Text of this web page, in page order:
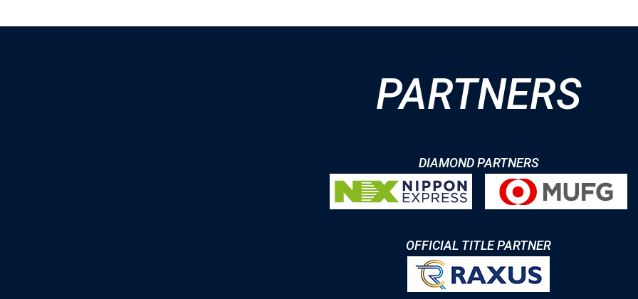
PARTNERS
DIAMOND PARTNERS
OFFICIAL TITLE PARTNER